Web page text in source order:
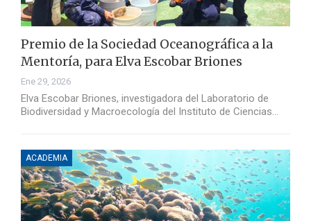
Premio de la Sociedad Oceanográfica a la
Mentoría, para Elva Escobar Briones
Ene 29, 2026
Elva Escobar Briones, investigadora del Laboratorio de
Biodiversidad y Macroecología del Instituto de Ciencias…
ACADEMIA